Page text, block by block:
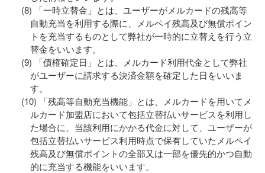
「一時立替金」とは、ユーザーがメルカードの残高等
自動充当を利用する際に、メルペイ残高及び無償ポイン
トを充当するものとして弊社が一時的に立替えを行う立
替金をいいます。
「債権確定日」とは、メルカード利用代金として弊社
がユーザーに請求する決済金額を確定した日をいいま
す。
「残高等自動充当機能」とは、メルカードを用いてメ
ルカード加盟店において包括立替払いサービスを利用し
た場合に、当該利用にかかる代金に対して、ユーザーが
包括立替払いサービス利用時点で保有していたメルペイ
残高及び無償ポイントの全部又は一部を優先的かつ自動
的に充当する機能をいいます。